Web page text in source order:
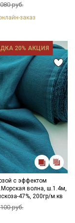
руб.
заказ
20% АКЦИЯ
с эффектом
волна, ш.1.4м,
47%, 200гр/м.кв
руб.
на узкие
персональных
и